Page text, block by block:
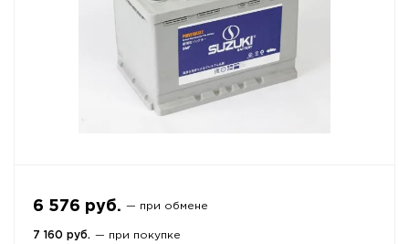
6 576 руб. — при обмене
7 160 руб. — при покупке